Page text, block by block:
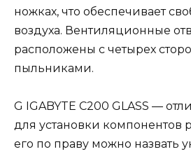
ножках, что обеспечивает
воздуха. Вентиляционные
расположены с четырех
пыльниками.
G IGABYTE C200 GLASS —
для установки компонентов
его по праву можно назвать